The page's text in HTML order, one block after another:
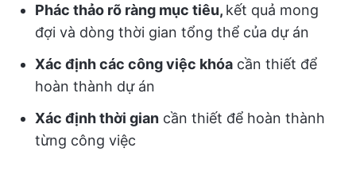
Phác thảo rõ ràng mục tiêu, kết quả mong
đợi và dòng thời gian tổng thể của dự án
Xác định các công việc khóa cần thiết để
hoàn thành dự án
Xác định thời gian cần thiết để hoàn thành
từng công việc